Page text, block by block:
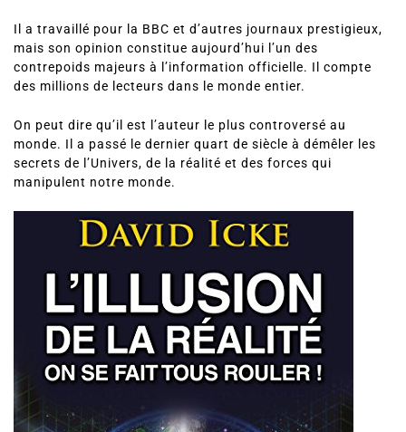
Il a travaillé pour la BBC et d’autres journaux prestigieux,
mais son opinion constitue aujourd’hui l’un des
contrepoids majeurs à l’information officielle. Il compte
des millions de lecteurs dans le monde entier.
On peut dire qu’il est l’auteur le plus controversé au
monde. Il a passé le dernier quart de siècle à démêler les
secrets de l’Univers, de la réalité et des forces qui
manipulent notre monde.